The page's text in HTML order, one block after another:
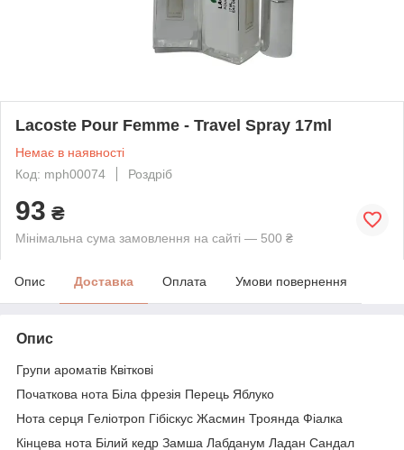
Lacoste Pour Femme - Travel Spray 17ml
Немає в наявності
Код: mph00074
Роздріб
93 ₴
Мінімальна сума замовлення на сайті — 500 ₴
Опис Доставка Оплата Умови повернення
Опис
Групи ароматів Квіткові
Початкова нота Біла фрезія Перець Яблуко
Нота серця Геліотроп Гібіскус Жасмин Троянда Фіалка
Кінцева нота Білий кедр Замша Лабданум Ладан Сандал